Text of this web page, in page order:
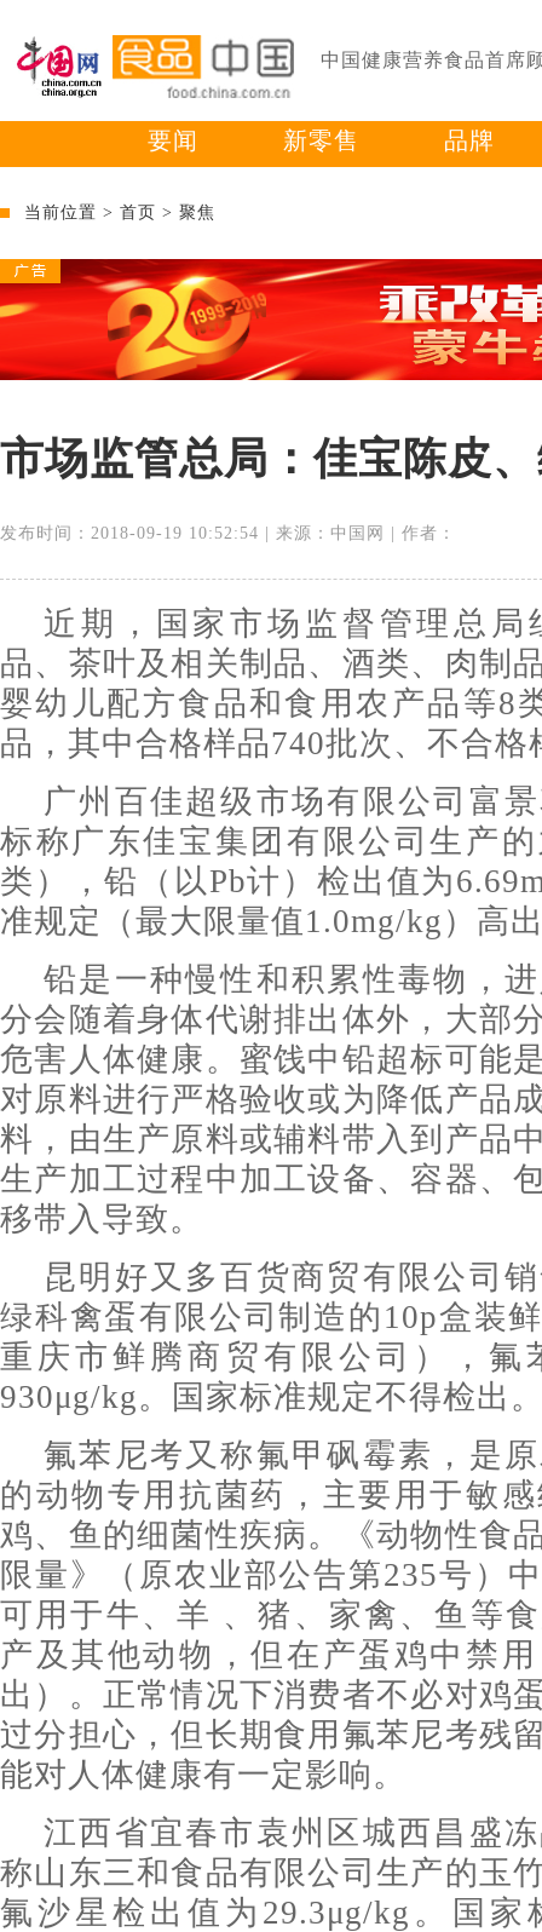
中国健康营养食品首席
要闻 新零售 品牌
当前位置 > 首页 > 聚焦
市场监管总局：佳宝陈皮
发布时间：2018-09-19 10:52:54 | 来源：中国网 | 作者：
近期，国家市场监督管理总局
品、茶叶及相关制品、酒类、肉制
婴幼儿配方食品和食用农产品等8
品，其中合格样品740批次、不合
广州百佳超级市场有限公司富
标称广东佳宝集团有限公司生产
类），铅（以Pb计）检出值为
准规定（最大限量值1.0mg/kg）高
铅是一种慢性和积累性毒物，
分会随着身体代谢排出体外，大部
危害人体健康。蜜饯中铅超标可能
对原料进行严格验收或为降低产品
料，由生产原料或辅料带入到产品
生产加工过程中加工设备、容器、
移带入导致。
昆明好又多百货商贸有限公司
绿科禽蛋有限公司制造的10p盒装
重庆市鲜腾商贸有限公司），氟
930μg/kg。国家标准规定不得检出
氟苯尼考又称氟甲砜霉素，是
的动物专用抗菌药，主要用于敏
鸡、鱼的细菌性疾病。《动物性食
限量》（原农业部公告第235号）
可用于牛、羊 、猪、家禽、鱼等
产及其他动物，但在产蛋鸡中禁
出）。正常情况下消费者不必对鸡
过分担心，但长期食用氟苯尼考残
能对人体健康有一定影响。
江西省宜春市袁州区城西昌盛
称山东三和食品有限公司生产的玉
氟沙星检出值为29.3μg/kg。国家